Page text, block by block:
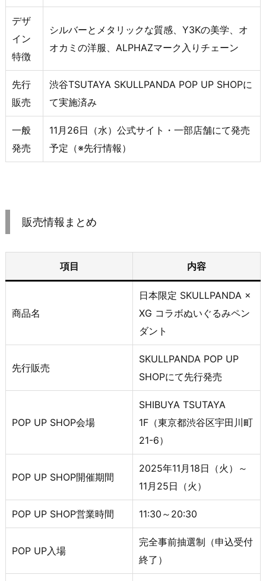
デザ
イン
特徴
シルバーとメタリックな質感、Y3Kの美学、オ
オカミの洋服、ALPHAZマーク入りチェーン
先行
販売
渋谷TSUTAYA SKULLPANDA POP UP SHOPに
て実施済み
一般
発売
11月26日（水）公式サイト・一部店舗にて発売
予定（※先行情報）
販売情報まとめ
項目 内容
商品名
日本限定 SKULLPANDA ×
XG コラボぬいぐるみペン
ダント
先行販売
SKULLPANDA POP UP
SHOPにて先行発売
POP UP SHOP会場
SHIBUYA TSUTAYA
1F（東京都渋谷区宇田川町
21-6）
POP UP SHOP開催期間
2025年11月18日（火）～
11月25日（火）
POP UP SHOP営業時間 11:30～20:30
POP UP入場
完全事前抽選制（申込受付
終了）